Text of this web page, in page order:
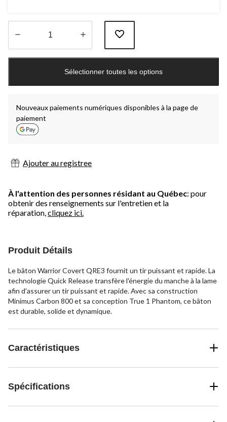
Sélectionner toutes les options
Nouveaux paiements numériques disponibles à la page de
paiement
Ajouter au registree
À l'attention des personnes résidant au Québec: pour
obtenir des renseignements sur l'entretien et la
réparation, cliquez ici.
Produit Détails
Le bâton Warrior Covert QRE3 fournit un tir puissant et rapide. La
technologie Quick Release transfère l'énergie du manche à la lame
afin d'assurer un tir puissant et rapide. Avec sa construction
Minimus Carbon 800 et sa conception True 1 Phantom, ce bâton
est durable, solide et dynamique.
Caractéristiques
Spécifications